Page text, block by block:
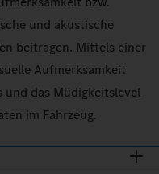
und akustische
beitragen. Mittels einer
Aufmerksamkeit
und das Müdigkeitslevel
im Fahrzeug.